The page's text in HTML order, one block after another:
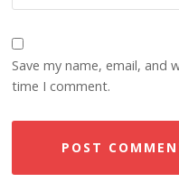
Save my name, email,
time I comment.